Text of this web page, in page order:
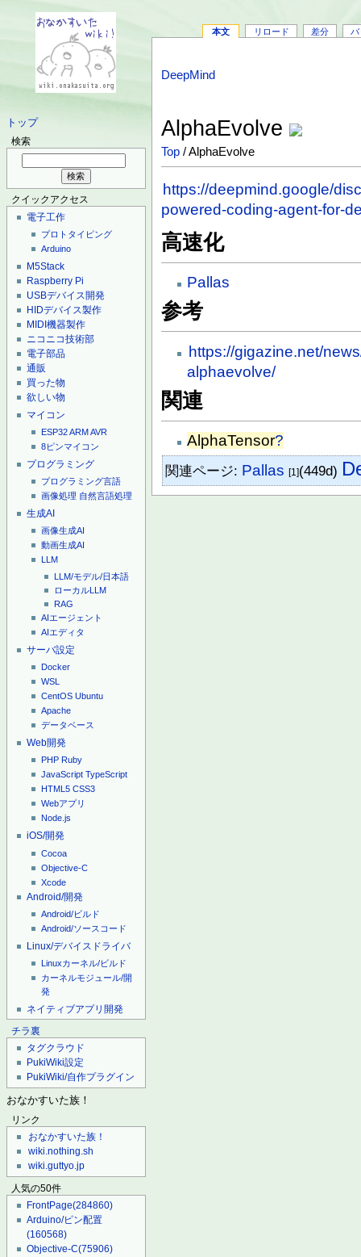
トップ
検索
クイックアクセス
電子工作
プロトタイピング
Arduino
M5Stack
Raspberry Pi
USBデバイス開発
HIDデバイス製作
MIDI機器製作
ニコニコ技術部
電子部品
通販
買った物
欲しい物
マイコン
ESP32ARMAVR
8ピンマイコン
プログラミング
プログラミング言語
画像処理 自然言語処理
生成AI
画像生成AI
動画生成AI
LLM
LLM/モデル/日本語
ローカルLLM
RAG
AIエージェント
AIエディタ
サーバ設定
Docker
WSL
CentOS Ubuntu
Apache
データベース
Web開発
PHP Ruby
JavaScript TypeScript
HTML5 CSS3
Webアプリ
Node.js
iOS/開発
Cocoa
Objective-C
Xcode
Android/開発
Android/ビルド
Android/ソースコード
Linux/デバイスドライバ
Linuxカーネル/ビルド
カーネルモジュール/開
発
ネイティブアプリ開発
チラ裏
タグクラウド
PukiWiki設定
PukiWiki/自作プラグイン
おなかすいた族！
リンク
おなかすいた族！
wiki.nothing.sh
wiki.guttyo.jp
人気の50件
FrontPage(284860)
Arduino/ピン配置
(160568)
Objective-C(75906)
本文 リロード 差分 バ
DeepMind
AlphaEvolve
Top / AlphaEvolve
https://deepmind.google/
powered-coding-agent-for-
高速化
Pallas
参考
https://gigazine.net/
alphaevolve/
関連
AlphaTensor?
関連ページ: Pallas [1](449d)